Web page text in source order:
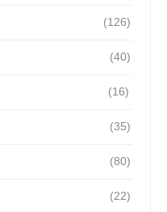
(126)
(40)
(16)
(35)
(80)
(22)